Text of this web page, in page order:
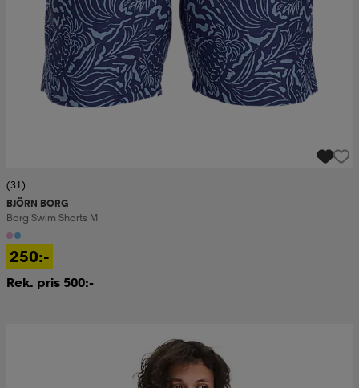
(31)
BJÖRN BORG
Borg Swim Shorts M
250:-
Rek. pris 500:-